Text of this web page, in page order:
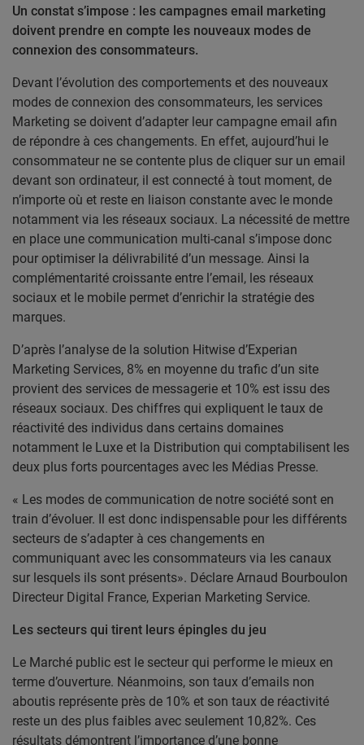
Un constat s’impose : les campagnes email marketing
doivent prendre en compte les nouveaux modes de
connexion des consommateurs.
Devant l’évolution des comportements et des nouveaux
modes de connexion des consommateurs, les services
Marketing se doivent d’adapter leur campagne email afin
de répondre à ces changements. En effet, aujourd’hui le
consommateur ne se contente plus de cliquer sur un email
devant son ordinateur, il est connecté à tout moment, de
n’importe où et reste en liaison constante avec le monde
notamment via les réseaux sociaux. La nécessité de mettre
en place une communication multi-canal s’impose donc
pour optimiser la délivrabilité d’un message. Ainsi la
complémentarité croissante entre l’email, les réseaux
sociaux et le mobile permet d’enrichir la stratégie des
marques.
D’après l’analyse de la solution Hitwise d’Experian
Marketing Services, 8% en moyenne du trafic d’un site
provient des services de messagerie et 10% est issu des
réseaux sociaux. Des chiffres qui expliquent le taux de
réactivité des individus dans certains domaines
notamment le Luxe et la Distribution qui comptabilisent les
deux plus forts pourcentages avec les Médias Presse.
« Les modes de communication de notre société sont en
train d’évoluer. Il est donc indispensable pour les différents
secteurs de s’adapter à ces changements en
communiquant avec les consommateurs via les canaux
sur lesquels ils sont présents». Déclare Arnaud Bourboulon
Directeur Digital France, Experian Marketing Service.
Les secteurs qui tirent leurs épingles du jeu
Le Marché public est le secteur qui performe le mieux en
terme d’ouverture. Néanmoins, son taux d’emails non
aboutis représente près de 10% et son taux de réactivité
reste un des plus faibles avec seulement 10,82%. Ces
résultats démontrent l’importance d’une bonne